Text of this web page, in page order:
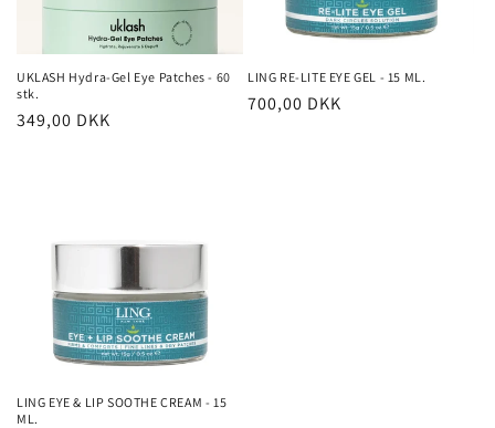
UKLASH Hydra-Gel Eye Patches - 60
stk.
Normalpris
349,00 DKK
LING RE-LITE EYE GEL - 15 ML.
Normalpris
700,00 DKK
LING EYE & LIP SOOTHE CREAM - 15
ML.